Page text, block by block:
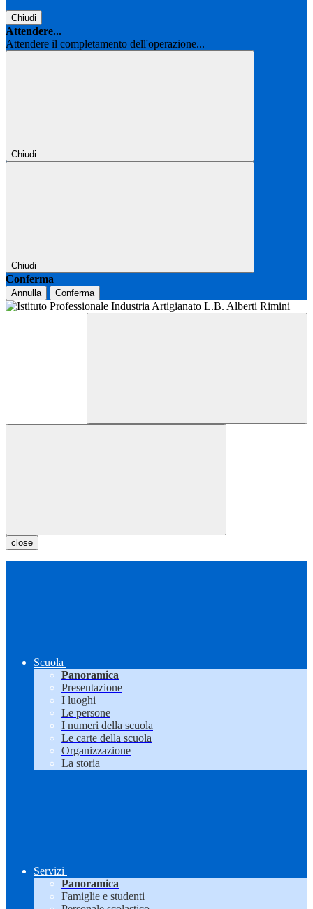
Chiudi
Attendere...
Attendere il completamento dell'operazione...
Chiudi
Chiudi
Conferma
Annulla Conferma
close
Scuola
Panoramica
Presentazione
I luoghi
Le persone
I numeri della scuola
Le carte della scuola
Organizzazione
La storia
Servizi
Panoramica
Famiglie e studenti